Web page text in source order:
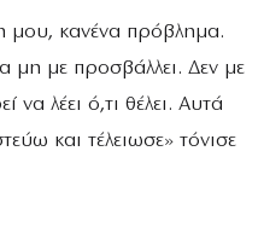
μου, κανένα πρόβλημα.
μη με προσβάλλει. Δεν με
να λέει ό,τι θέλει. Αυτά
και τέλειωσε» τόνισε